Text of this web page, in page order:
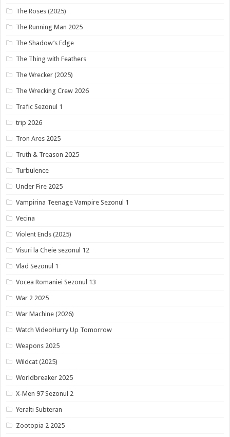
The Roses (2025)
The Running Man 2025
The Shadow’s Edge
The Thing with Feathers
The Wrecker (2025)
The Wrecking Crew 2026
Trafic Sezonul 1
trip 2026
Tron Ares 2025
Truth & Treason 2025
Turbulence
Under Fire 2025
Vampirina Teenage Vampire Sezonul 1
Vecina
Violent Ends (2025)
Visuri la Cheie sezonul 12
Vlad Sezonul 1
Vocea Romaniei Sezonul 13
War 2 2025
War Machine (2026)
Watch VideoHurry Up Tomorrow
Weapons 2025
Wildcat (2025)
Worldbreaker 2025
X-Men 97 Sezonul 2
Yeralti Subteran
Zootopia 2 2025